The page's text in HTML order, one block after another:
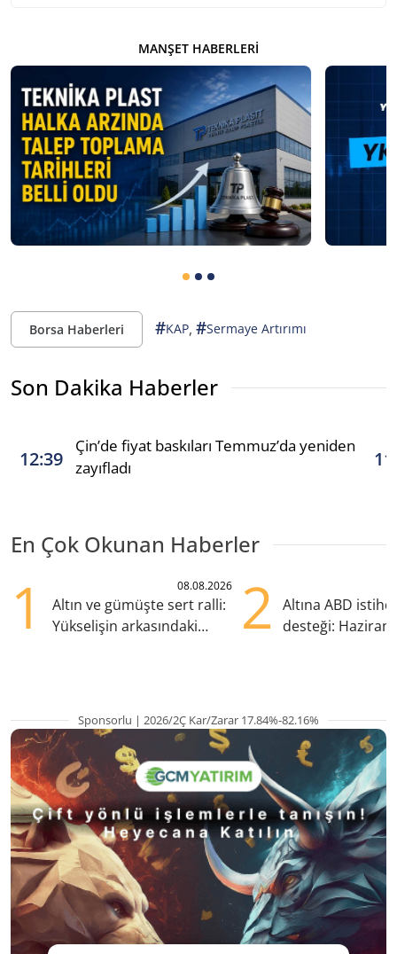
MANŞET HABERLERI
Borsa Haberleri #KAP, #Sermaye Artırımı
Son Dakika Haberler
12:39
Çin’de fiyat baskıları Temmuz’da yeniden
zayıfladı
En Çok Okunan Haberler
1 08.08.2026
Altın ve gümüşte sert ralli:
Yükselişin arkasındaki
2
Altına ABD
desteği:
Sponsorlu | 2026/2Ç Kar/Zarar 17.84%-82.16%